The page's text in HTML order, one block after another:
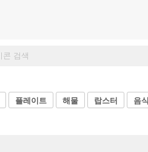
플레이트 해물 랍스터 음